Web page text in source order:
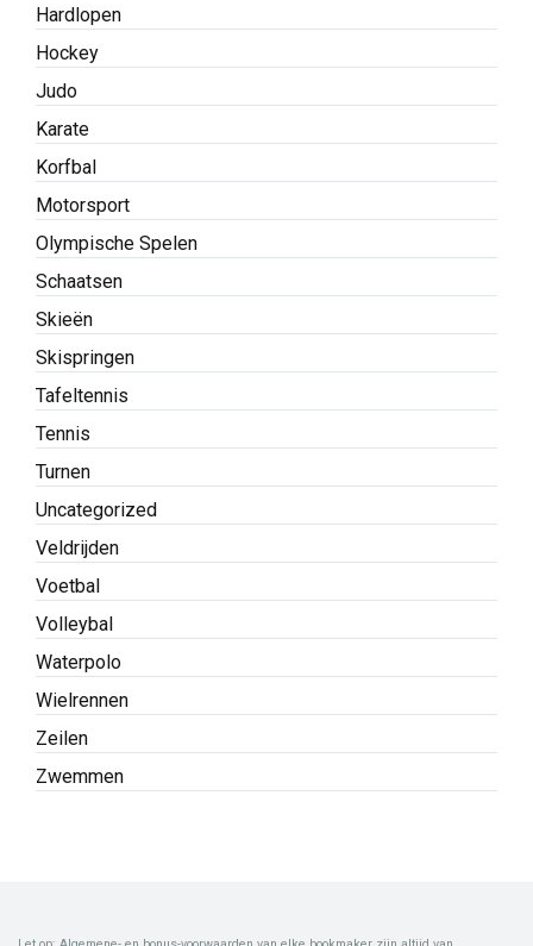
Hardlopen
Hockey
Judo
Karate
Korfbal
Motorsport
Olympische Spelen
Schaatsen
Skieën
Skispringen
Tafeltennis
Tennis
Turnen
Uncategorized
Veldrijden
Voetbal
Volleybal
Waterpolo
Wielrennen
Zeilen
Zwemmen